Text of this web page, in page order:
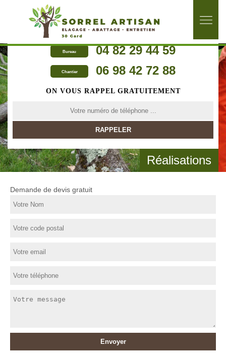
Bureau 04 82 29 44 59
Chantier 06 98 42 72 88
ON VOUS RAPPEL GRATUITEMENT
Réalisations
Demande de devis gratuit